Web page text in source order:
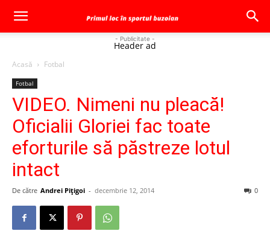
- Publicitate -
Header ad
Acasă Fotbal
Fotbal
VIDEO. Nimeni nu pleacă!
Oficialii Gloriei fac toate
eforturile să păstreze lotul
intact
De către Andrei Pițigoi - decembrie 12, 2014 0